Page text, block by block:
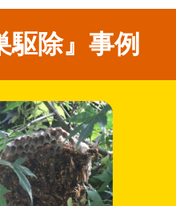
駆除』事例